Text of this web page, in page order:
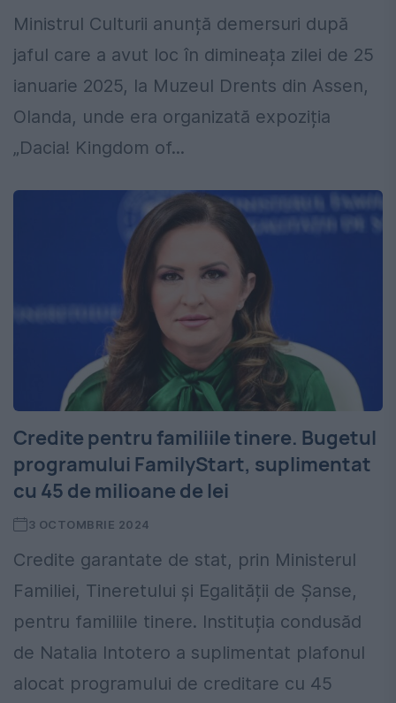
Ministrul Culturii anunță demersuri după
jaful care a avut loc în dimineața zilei de 25
ianuarie 2025, la Muzeul Drents din Assen,
Olanda, unde era organizată expoziția
„Dacia! Kingdom of...
Credite pentru familiile tinere. Bugetul
programului FamilyStart, suplimentat
cu 45 de milioane de lei
3 OCTOMBRIE 2024
Credite garantate de stat, prin Ministerul
Familiei, Tineretului și Egalității de Șanse,
pentru familiile tinere. Instituția condusăd
de Natalia Intotero a suplimentat plafonul
alocat programului de creditare cu 45